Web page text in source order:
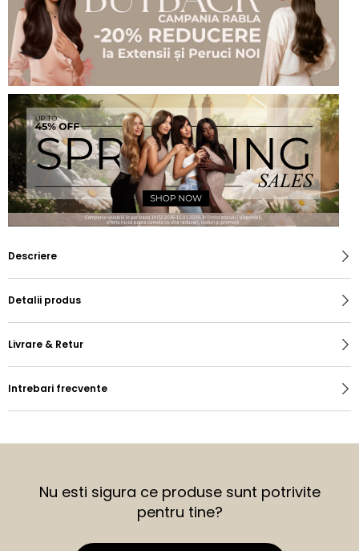
Descriere
Detalii produs
Livrare & Retur
Intrebari frecvente
Nu esti sigura ce produse sunt potrivite
pentru tine?